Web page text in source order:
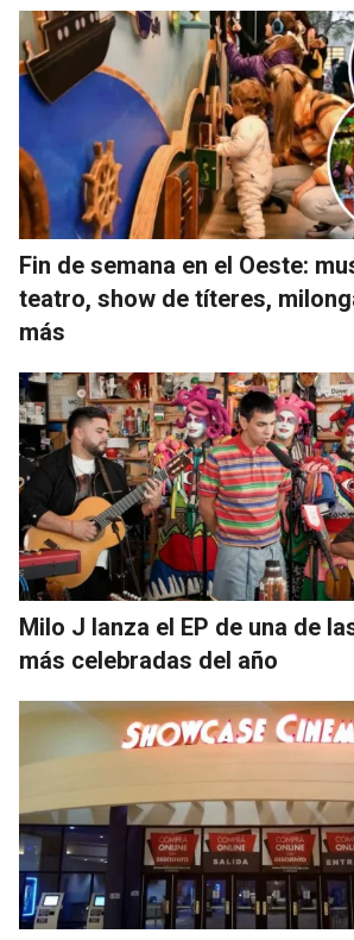
Fin de semana en el Oeste:
teatro, show de títeres,
más
Milo J lanza el EP de una de
más celebradas del año